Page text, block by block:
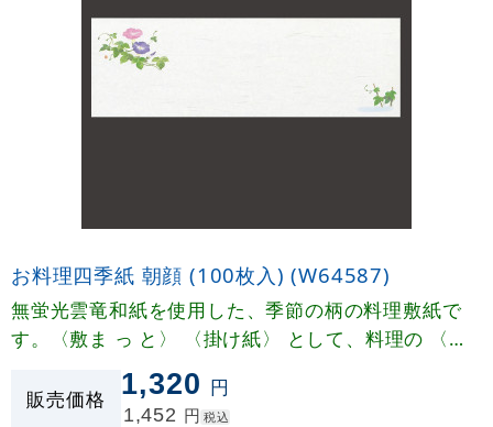
お料理四季紙 朝顔 (100枚入) (W64587)
無蛍光雲竜和紙を使用した、季節の柄の料理敷紙で
す。〈敷ま っ と〉 〈掛け紙〉 として、料理の 〈お
しながき〉〈献立表〉 として四季折々に幅広くご利
用いただけます。
販売価格 1,320 円
1,452 円 税込